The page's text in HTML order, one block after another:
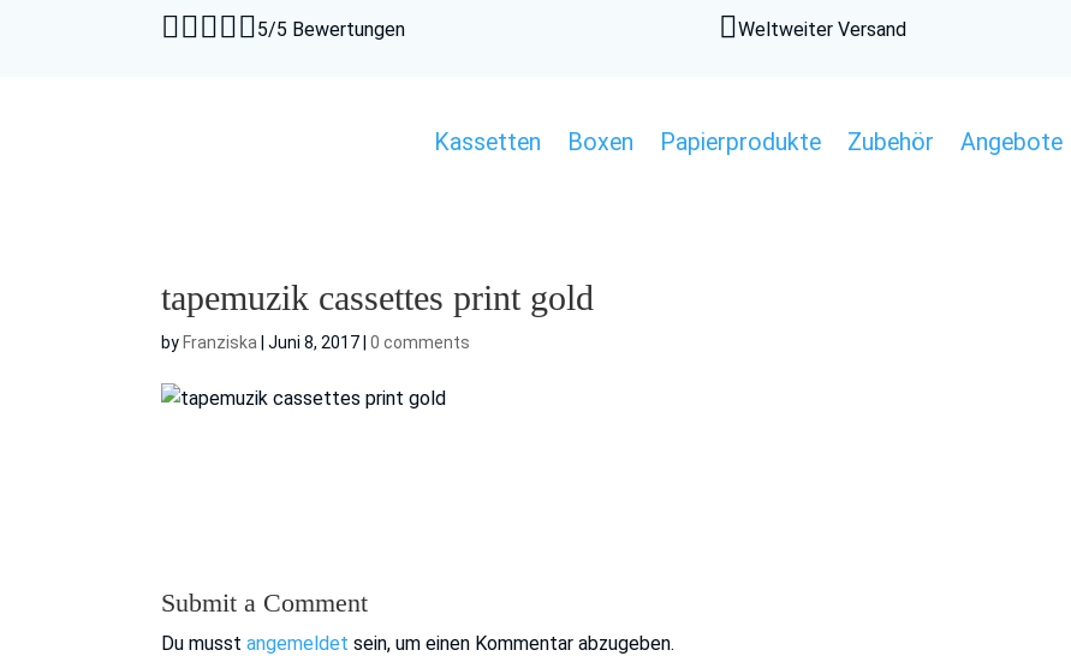
5/5 Bewertungen Weltweiter Versand
Kassetten Boxen Papierprodukte Zubehör Angebote
tapemuzik cassettes print gold
by Franziska |Juni 8, 2017 |0 comments
Submit a Comment
Du musstangemeldet sein, um einen Kommentar abzugeben.